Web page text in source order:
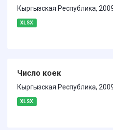
Кыргызская Республика,
XLSX
Число коек
Кыргызская Республика,
XLSX